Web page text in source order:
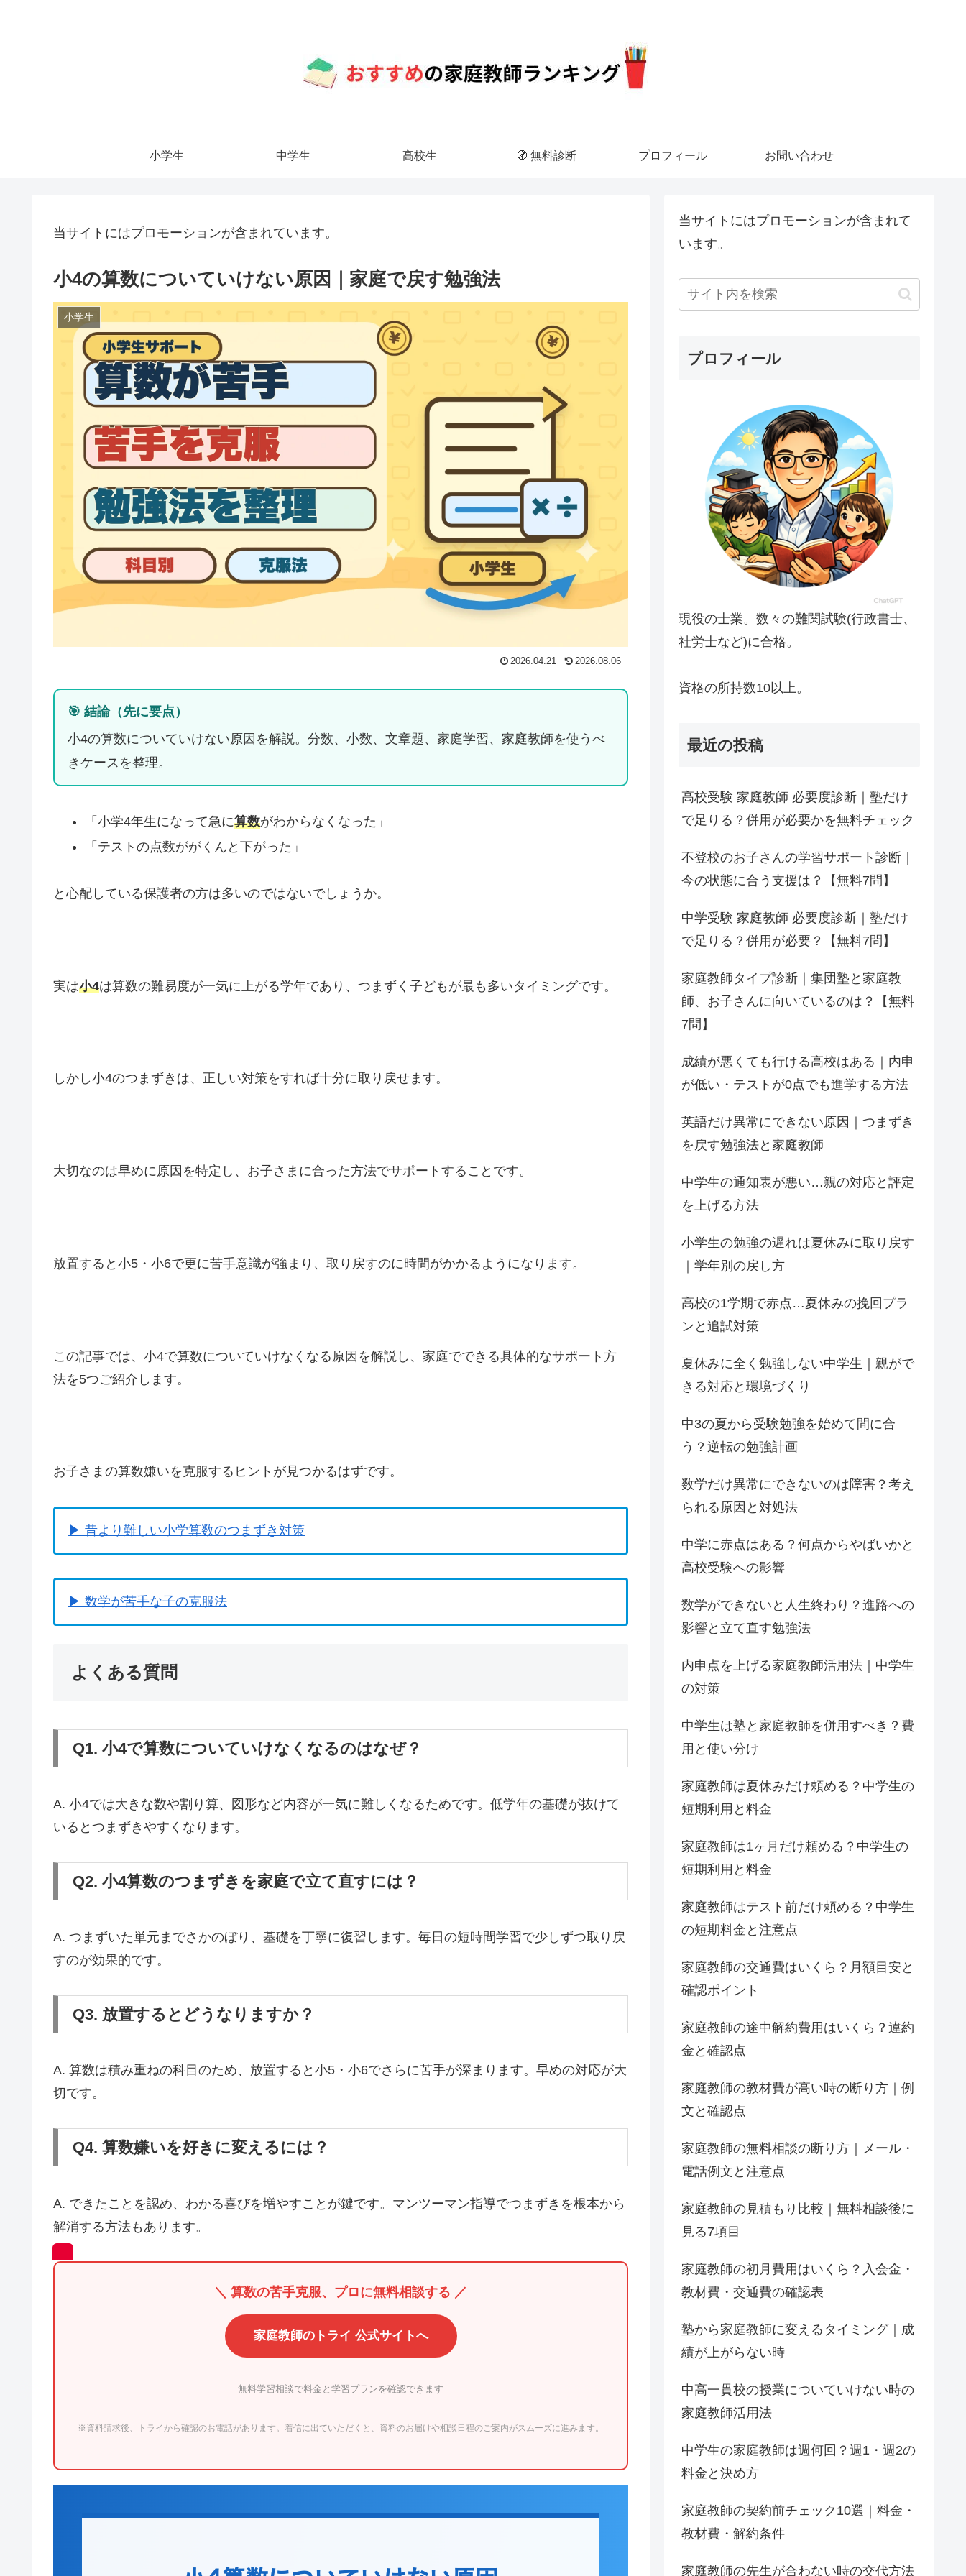
小学生 中学生 高校生 🧭 無料診断 プロフィール お問い合わせ
当サイトにはプロモーションが含まれています。
小4の算数についていけない原因｜家庭で戻す勉強法
小学生
2026.04.21 2026.08.06
🎯 結論（先に要点）
小4の算数についていけない原因を解説。分数、小数、文章題、家庭学習、家庭教師を使うべ
きケースを整理。
「小学4年生になって急に算数がわからなくなった」
「テストの点数ががくんと下がった」
と心配している保護者の方は多いのではないでしょうか。
実は小4は算数の難易度が一気に上がる学年であり、つまずく子どもが最も多いタイミングです。
しかし小4のつまずきは、正しい対策をすれば十分に取り戻せます。
大切なのは早めに原因を特定し、お子さまに合った方法でサポートすることです。
放置すると小5・小6で更に苦手意識が強まり、取り戻すのに時間がかかるようになります。
この記事では、小4で算数についていけなくなる原因を解説し、家庭でできる具体的なサポート方
法を5つご紹介します。
お子さまの算数嫌いを克服するヒントが見つかるはずです。
▶ 昔より難しい小学算数のつまずき対策
▶ 数学が苦手な子の克服法
よくある質問
Q1. 小4で算数についていけなくなるのはなぜ？
A. 小4では大きな数や割り算、図形など内容が一気に難しくなるためです。低学年の基礎が抜けて
いるとつまずきやすくなります。
Q2. 小4算数のつまずきを家庭で立て直すには？
A. つまずいた単元までさかのぼり、基礎を丁寧に復習します。毎日の短時間学習で少しずつ取り戻
すのが効果的です。
Q3. 放置するとどうなりますか？
A. 算数は積み重ねの科目のため、放置すると小5・小6でさらに苦手が深まります。早めの対応が大
切です。
Q4. 算数嫌いを好きに変えるには？
A. できたことを認め、わかる喜びを増やすことが鍵です。マンツーマン指導でつまずきを根本から
解消する方法もあります。
＼ 算数の苦手克服、プロに無料相談する ／
家庭教師のトライ 公式サイトへ
無料学習相談で料金と学習プランを確認できます
※資料請求後、トライから確認のお電話があります。着信に出ていただくと、資料のお届けや相談日程のご案内がスムーズに進みます。
当サイトにはプロモーションが含まれて
います。
プロフィール
現役の士業。数々の難関試験(行政書士、
社労士など)に合格。
資格の所持数10以上。
最近の投稿
高校受験 家庭教師 必要度診断｜塾だけ
で足りる？併用が必要かを無料チェック
不登校のお子さんの学習サポート診断｜
今の状態に合う支援は？【無料7問】
中学受験 家庭教師 必要度診断｜塾だけ
で足りる？併用が必要？【無料7問】
家庭教師タイプ診断｜集団塾と家庭教
師、お子さんに向いているのは？【無料
7問】
成績が悪くても行ける高校はある｜内申
が低い・テストが0点でも進学する方法
英語だけ異常にできない原因｜つまずき
を戻す勉強法と家庭教師
中学生の通知表が悪い…親の対応と評定
を上げる方法
小学生の勉強の遅れは夏休みに取り戻す
｜学年別の戻し方
高校の1学期で赤点…夏休みの挽回プラ
ンと追試対策
夏休みに全く勉強しない中学生｜親がで
きる対応と環境づくり
中3の夏から受験勉強を始めて間に合
う？逆転の勉強計画
数学だけ異常にできないのは障害？考え
られる原因と対処法
中学に赤点はある？何点からやばいかと
高校受験への影響
数学ができないと人生終わり？進路への
影響と立て直す勉強法
内申点を上げる家庭教師活用法｜中学生
の対策
中学生は塾と家庭教師を併用すべき？費
用と使い分け
家庭教師は夏休みだけ頼める？中学生の
短期利用と料金
家庭教師は1ヶ月だけ頼める？中学生の
短期利用と料金
家庭教師はテスト前だけ頼める？中学生
の短期料金と注意点
家庭教師の交通費はいくら？月額目安と
確認ポイント
家庭教師の途中解約費用はいくら？違約
金と確認点
家庭教師の教材費が高い時の断り方｜例
文と確認点
家庭教師の無料相談の断り方｜メール・
電話例文と注意点
家庭教師の見積もり比較｜無料相談後に
見る7項目
家庭教師の初月費用はいくら？入会金・
教材費・交通費の確認表
塾から家庭教師に変えるタイミング｜成
績が上がらない時
中高一貫校の授業についていけない時の
家庭教師活用法
中学生の家庭教師は週何回？週1・週2の
料金と決め方
家庭教師の契約前チェック10選｜料金・
教材費・解約条件
家庭教師の先生が合わない時の交代方法